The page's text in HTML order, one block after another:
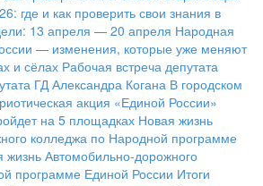
где и как проверить свои знания в
13 апреля — 20 апреля Народная
— изменения, которые уже меняют
и сёлах Рабочая встреча депутата
ГД Александра Когана В городском
акция «Единой России»
на 5 площадках Новая жизнь
колледжа по Народной программе
жизнь Автомобильно-дорожного
программе Единой России Итоги